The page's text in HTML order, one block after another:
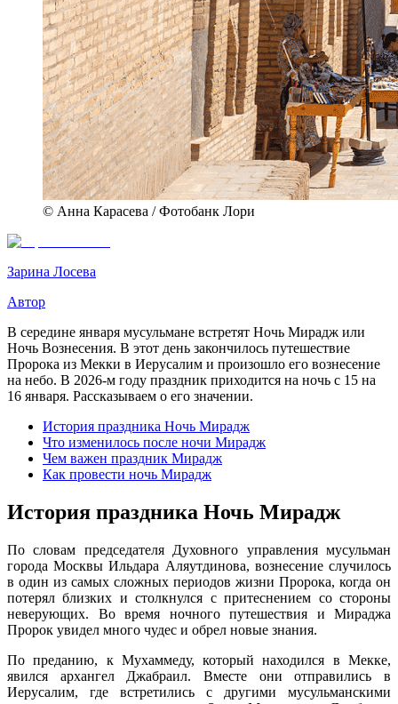
© Анна Карасева / Фотобанк Лори
Зарина Лосева
Автор
В середине января мусульмане встретят Ночь Мирадж или
Ночь Вознесения. В этот день закончилось путешествие
Пророка из Мекки в Иерусалим и произошло его вознесение
на небо. В 2026-м году праздник приходится на ночь с 15 на
16 января. Рассказываем о его значении.
История праздника Ночь Мирадж
Что изменилось после ночи Мирадж
Чем важен праздник Мирадж
Как провести ночь Мирадж
История праздника Ночь Мирадж
По словам председателя Духовного управления мусульман
города Москвы Ильдара Аляутдинова, вознесение случилось
в один из самых сложных периодов жизни Пророка, когда он
потерял близких и столкнулся с притеснением со стороны
неверующих. Во время ночного путешествия и Мираджа
Пророк увидел много чудес и обрел новые знания.
По преданию, к Мухаммеду, который находился в Мекке,
явился архангел Джабраил. Вместе они отправились в
Иерусалим, где встретились с другими мусульманскими